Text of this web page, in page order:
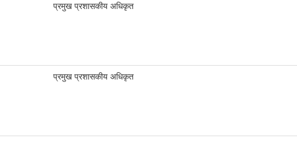
प्रमुख प्रशासकीय अधिकृत
प्रमुख प्रशासकीय अधिकृत